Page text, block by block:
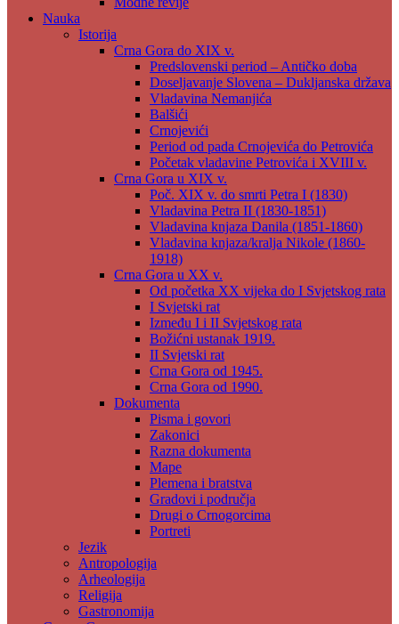
Nauka
Istorija
Crna Gora do XIX v.
Predslovenski period – Antičko doba
Doseljavanje Slovena – Dukljanska država
Vladavina Nemanjića
Balšići
Crnojevići
Period od pada Crnojevića do Petrovića
Početak vladavine Petrovića i XVIII v.
Crna Gora u XIX v.
Poč. XIX v. do smrti Petra I (1830)
Vladavina Petra II (1830-1851)
Vladavina knjaza Danila (1851-1860)
Vladavina knjaza/kralja Nikole (1860-
1918)
Crna Gora u XX v.
Od početka XX vijeka do I Svjetskog rata
I Svjetski rat
Između I i II Svjetskog rata
Božićni ustanak 1919.
II Svjetski rat
Crna Gora od 1945.
Crna Gora od 1990.
Dokumenta
Pisma i govori
Zakonici
Razna dokumenta
Mape
Plemena i bratstva
Gradovi i područja
Drugi o Crnogorcima
Portreti
Jezik
Antropologija
Arheologija
Religija
Gastronomija